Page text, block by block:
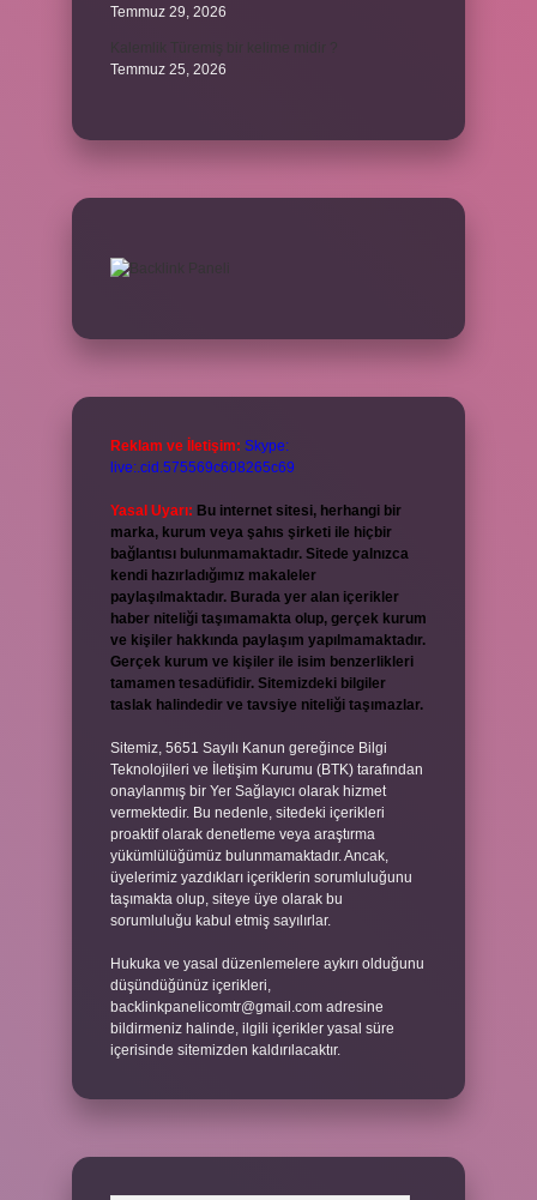
Temmuz 29, 2026
Temmuz 25, 2026
Reklam ve İletişim: Skype:
live:.cid.575569c608265c69
Yasal Uyarı: Bu internet sitesi, herhangi bir
marka, kurum veya şahıs şirketi ile hiçbir
bağlantısı bulunmamaktadır. Sitede yalnızca
kendi hazırladığımız makaleler
paylaşılmaktadır. Burada yer alan içerikler
haber niteliği taşımamakta olup, gerçek kurum
ve kişiler hakkında paylaşım yapılmamaktadır.
Gerçek kurum ve kişiler ile isim benzerlikleri
tamamen tesadüfidir. Sitemizdeki bilgiler
taslak halindedir ve tavsiye niteliği taşımazlar.
Sitemiz, 5651 Sayılı Kanun gereğince Bilgi
Teknolojileri ve İletişim Kurumu (BTK) tarafından
onaylanmış bir Yer Sağlayıcı olarak hizmet
vermektedir. Bu nedenle, sitedeki içerikleri
proaktif olarak denetleme veya araştırma
yükümlülüğümüz bulunmamaktadır. Ancak,
üyelerimiz yazdıkları içeriklerin sorumluluğunu
taşımakta olup, siteye üye olarak bu
sorumluluğu kabul etmiş sayılırlar.
Hukuka ve yasal düzenlemelere aykırı olduğunu
düşündüğünüz içerikleri,
backlinkpanelicomtr@gmail.com adresine
bildirmeniz halinde, ilgili içerikler yasal süre
içerisinde sitemizden kaldırılacaktır.